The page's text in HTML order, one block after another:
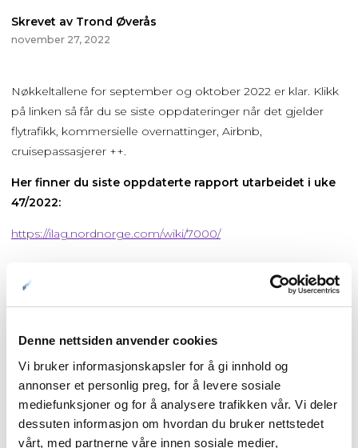
Denne nettsiden anvender cookies
Vi bruker informasjonskapsler for å gi innhold og
annonser et personlig preg, for å levere sosiale
mediefunksjoner og for å analysere trafikken vår. Vi deler
dessuten informasjon om hvordan du bruker nettstedet
vårt, med partnerne våre innen sosiale medier,
Skrevet av Trond Øverås
november 27, 2022
Nøkkeltallene for september og oktober 2022 er klar. Klikk
på linken så får du se siste oppdateringer når det gjelder
flytrafikk, kommersielle overnattinger, Airbnb,
cruisepassasjerer ++.
Her finner du siste oppdaterte rapport utarbeidet i uke
47/2022:
https://ilag.nordnorge.com/wiki/7000/
Nyheter
Kunnskapsbasen